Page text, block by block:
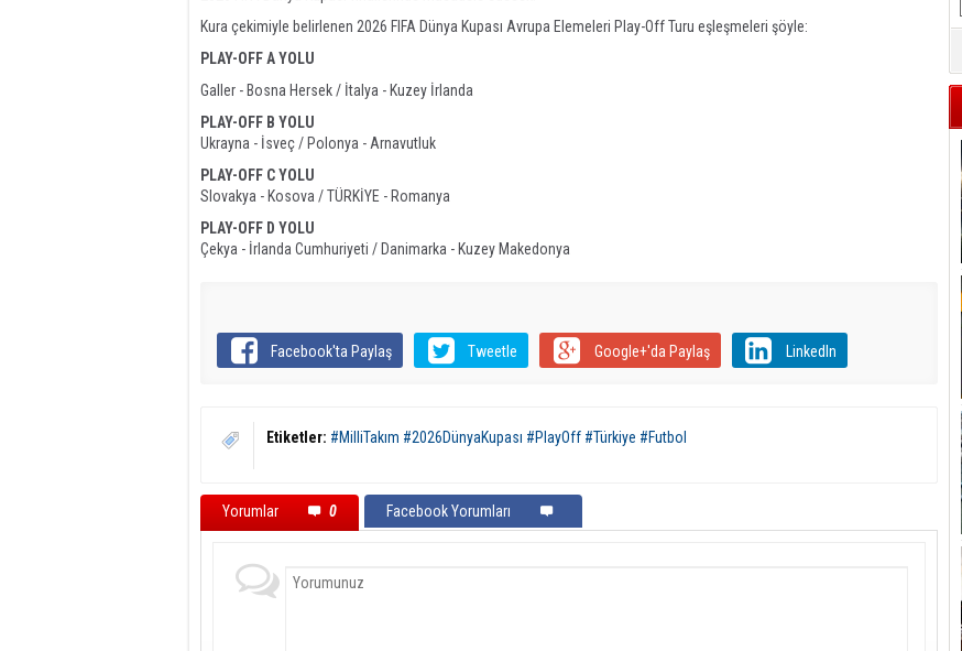
Kura çekimiyle belirlenen 2026 FIFA Dünya Kupası Avrupa Elemeleri Play-Off Turu eşleşmeleri şöyle:
PLAY-OFF A YOLU
Galler - Bosna Hersek / İtalya - Kuzey İrlanda
PLAY-OFF B YOLU
Ukrayna - İsveç / Polonya - Arnavutluk
PLAY-OFF C YOLU
Slovakya - Kosova / TÜRKİYE - Romanya
PLAY-OFF D YOLU
Çekya - İrlanda Cumhuriyeti / Danimarka - Kuzey Makedonya
Facebook'ta Paylaş Tweetle Google+'da Paylaş LinkedIn
Etiketler: #MilliTakım #2026DünyaKupası #PlayOff #Türkiye #Futbol
Yorumlar 0 Facebook Yorumları